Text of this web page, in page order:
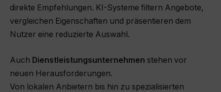
direkte Empfehlungen. KI-Systeme filtern Angebote,
vergleichen Eigenschaften und präsentieren dem
Nutzer eine reduzierte Auswahl.
Auch Dienstleistungsunternehmen stehen vor
neuen Herausforderungen.
Von lokalen Anbietern bis hin zu spezialisierten